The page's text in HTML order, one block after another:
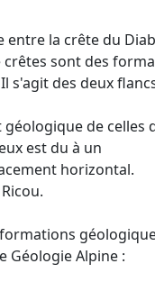
entre la crête du
crêtes sont des
s'agit des deux
de celles
est du à un
horizontal.
Géologie Alpine :